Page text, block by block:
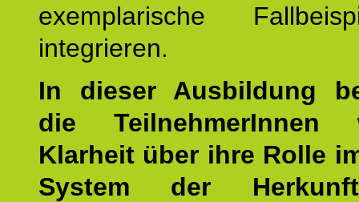
exemplarische
integrieren.
In dieser Ausbildung
die TeilnehmerInnen
Klarheit über ihre Rolle
System der